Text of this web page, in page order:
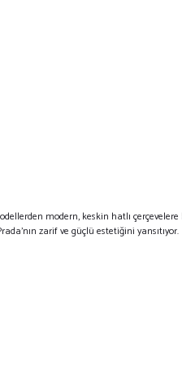
modern, keskin hatlı
zarif ve güçlü estetiğini yansıtıyor.